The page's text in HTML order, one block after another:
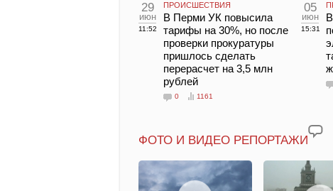
29
июн
11:52
ПРОИСШЕСТВИЯ
В Перми УК повысила
тарифы на 30%, но после
проверки прокуратуры
пришлось сделать
перерасчет на 3,5 млн
рублей
0 1161
05
июн
15:31
ФОТО И ВИДЕО РЕПОРТАЖИ